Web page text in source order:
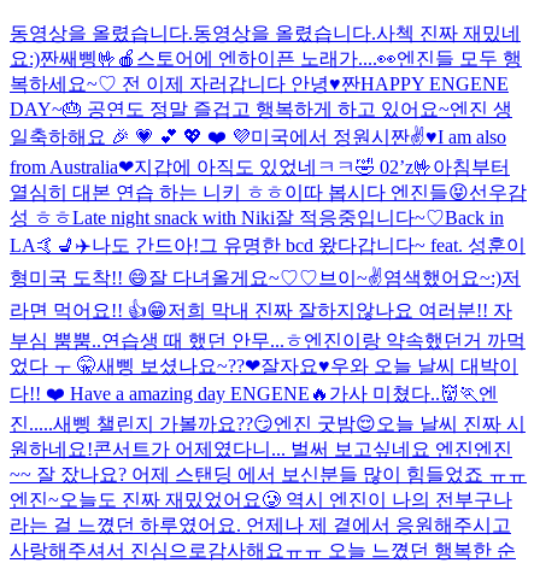
동영상을 올렸습니다.동영상을 올렸습니다.사첵 진짜 재밌네
요:)짠쌔삥🤟 🍎스토어에 엔하이픈 노래가....👀엔진들 모두 행
복하세요~♡ 전 이제 자러갑니다 안녕♥️짠HAPPY ENGENE
DAY~🎂 공연도 정말 즐겁고 행복하게 하고 있어요~엔진 생
일축하해요 🎉 💗 💕 💖 ❤️ 💜미국에서 정원시 짠✌️♥️I am also
from Australia❤︎지갑에 아직도 있었네ㅋㅋ🤣 02’z🤟아침부터
열심히 대본 연습 하는 니키 ㅎㅎ이따 봅시다 엔진들😝선우감
성 ㅎㅎLate night snack with Niki잘 적응중입니다~♡Back in
LA🤙 💺✈️나도 간드아!그 유명한 bcd 왔다갑니다~ feat. 성훈이
형미국 도착!! 😄잘 다녀올게요~♡♡ 브이~✌️염색했어요~:)저
라면 먹어요!! 👍😁저희 막내 진짜 잘하지않나요 여러분!! 자
부심 뿜뿜..연습생 때 했던 안무...ㅎ엔진이랑 약속했던거 까먹
었다 ㅜ 🤫새삥 보셨나요~??❤︎잘자요♥️우와 오늘 날씨 대박이
다!! ❤️ Have a amazing day ENGENE🔥 가사 미쳤다..👹🏃 엔
진.....새삥 챌린지 가볼까요??😏엔진 굿밤😌오늘 날씨 진짜 시
원하네요!콘서트가 어제였다니... 벌써 보고싶네요 엔진엔진
~~ 잘 잤나요? 어제 스탠딩 에서 보신분들 많이 힘들었죠 ㅠㅠ
엔진~오늘도 진짜 재밌었어요🥲 역시 엔진이 나의 전부구나
라는 걸 느꼈던 하루였어요. 언제나 제 곁에서 응원해주시고
사랑해주셔서 진심으로감사해요ㅠㅠ 오늘 느꼈던 행복한 순